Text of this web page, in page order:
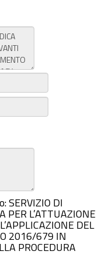
DI
PER L’ATTUAZIONE
DEL
2016/679 IN
PROCEDURA